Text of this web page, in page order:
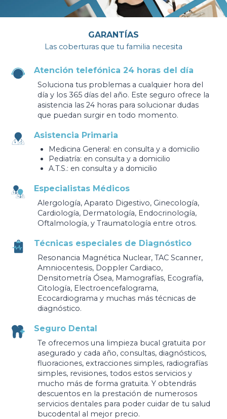
GARANTÍAS
Las coberturas que tu familia necesita
Atención telefónica 24 horas del día
Soluciona tus problemas a cualquier hora del
día y los 365 días del año. Este seguro ofrece la
asistencia las 24 horas para solucionar dudas
que puedan surgir en todo momento.
Asistencia Primaria
Medicina General: en consulta y a domicilio
Pediatría: en consulta y a domicilio
A.T.S.: en consulta y a domicilio
Especialistas Médicos
Alergología, Aparato Digestivo, Ginecología,
Cardiología, Dermatología, Endocrinología,
Oftalmología, y Traumatología entre otros.
Técnicas especiales de Diagnóstico
Resonancia Magnética Nuclear, TAC Scanner,
Amniocentesis, Doppler Cardiaco,
Densitometría Ósea, Mamografías, Ecografía,
Citología, Electroencefalograma,
Ecocardiograma y muchas más técnicas de
diagnóstico.
Seguro Dental
Te ofrecemos una limpieza bucal gratuita por
asegurado y cada año, consultas, diagnósticos,
fluoraciones, extracciones simples, radiografías
simples, revisiones, todos estos servicios y
mucho más de forma gratuita. Y obtendrás
descuentos en la prestación de numerosos
servicios dentales para poder cuidar de tu salud
bucodental al mejor precio.